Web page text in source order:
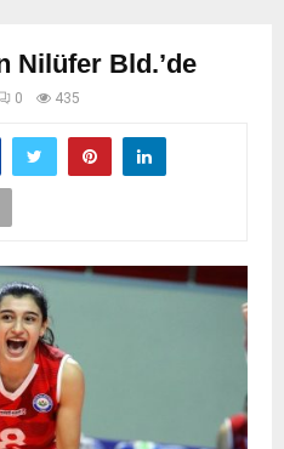
Nilüfer Bld.’de
0 435